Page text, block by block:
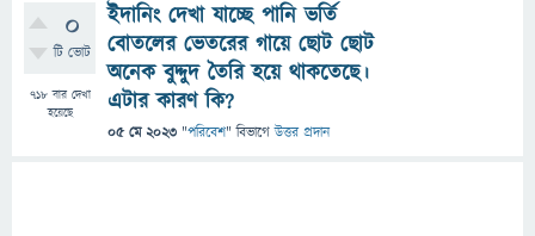
0
টি ভোট
718বার দেখা
হয়েছে
ইদানিং দেখা যাচ্ছে পানি ভর্তি
বোতলের ভেতরের গায়ে ছোট ছোট
অনেক বুদ্দুদ তৈরি হয়ে থাকতেছে।
এটার কারণ কি?
05 মে 2023 "পরিবেশ" বিভাগে উত্তর প্রদান